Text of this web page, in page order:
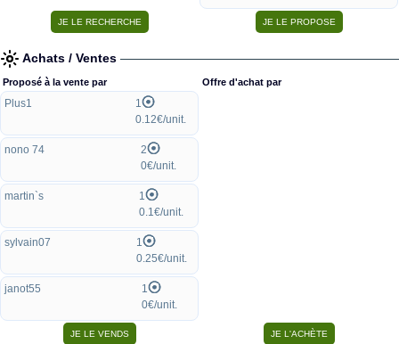
Achats / Ventes
Proposé à la vente par
Plus1
1
0.12€/unit.
nono 74
2
0€/unit.
martin`s
1
0.1€/unit.
sylvain07
1
0.25€/unit.
janot55
1
0€/unit.
Offre d'achat par